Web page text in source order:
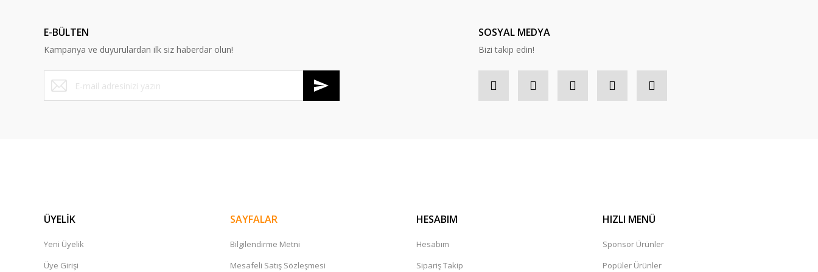
Yonex
Tenis Kordaj Çekim Servisi
E-BÜLTEN
Kampanya ve duyurulardan ilk siz haberdar olun!
SOSYAL MEDYA
Bizi takip edin!
ÜYELİK
Yeni Üyelik
Üye Girişi
SAYFALAR
Bilgilendirme Metni
Mesafeli Satış Sözleşmesi
HESABIM
Hesabım
Sipariş Takip
HIZLI MENÜ
Sponsor Ürünler
Popüler Ürünler